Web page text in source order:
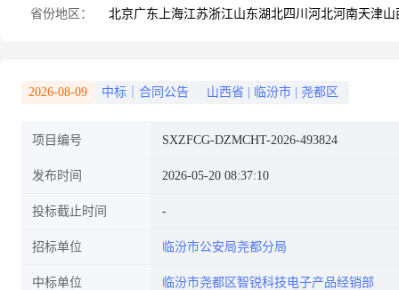
省份地区： 北京广东 上海江苏浙江山东湖北四川 河北河南天津山
2026-08-09 中标｜合同公告 山西省 临汾市 尧都区
项目编号 SXZFCG-DZMCHT-2026-493824
发布时间 2026-05-20 08:37:10
投标截止时间
招标单位 临汾市公安局尧都分局
中标单位 临汾市尧都区智锐科技电子产品经销部